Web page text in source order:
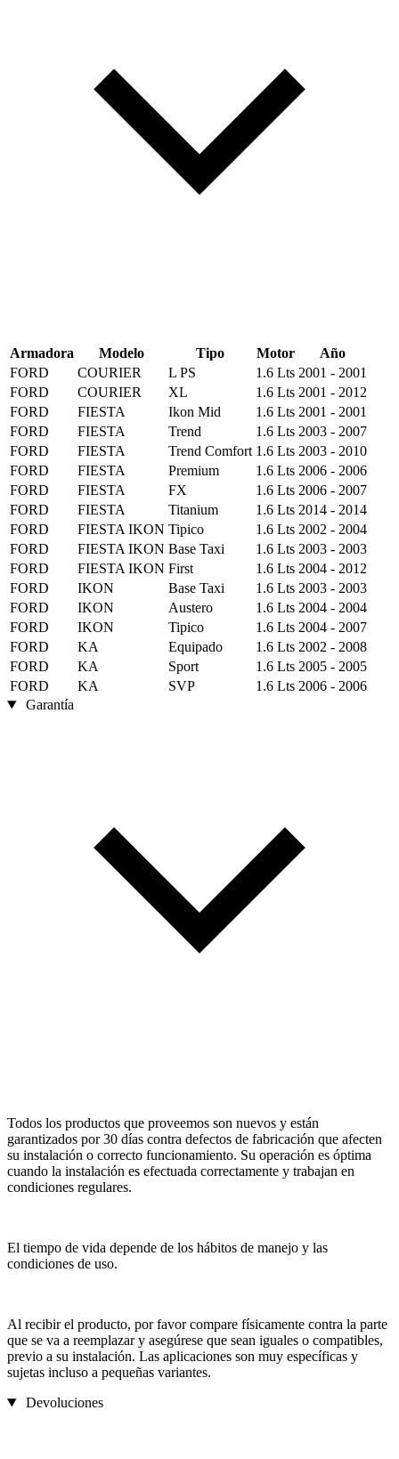
Armadora Modelo Tipo Motor
Año
FORD
COURIER L PS 1.6 Lts 2001 - 2001
FORD
COURIER XL 1.6 Lts 2001 - 2012
FORD
FIESTA Ikon Mid 1.6 Lts 2001 - 2001
FORD
FIESTA Trend 1.6 Lts 2003 - 2007
FORD
FIESTA Trend Comfort 1.6 Lts 2003 - 2010
FORD
FIESTA Premium 1.6 Lts 2006 - 2006
FORD
FIESTA FX 1.6 Lts 2006 - 2007
FORD
FIESTA Titanium 1.6 Lts 2014 - 2014
FORD
FIESTA IKON Tipico 1.6 Lts 2002 - 2004
FORD
FIESTA IKON Base Taxi 1.6 Lts 2003 - 2003
FORD
FIESTA IKON First 1.6 Lts 2004 - 2012
FORD
IKON Base Taxi 1.6 Lts 2003 - 2003
FORD
IKON Austero 1.6 Lts 2004 - 2004
FORD
IKON Tipico 1.6 Lts 2004 - 2007
FORD
KA Equipado 1.6 Lts 2002 - 2008
FORD
KA Sport 1.6 Lts 2005 - 2005
FORD
KA SVP 1.6 Lts 2006 - 2006
Garantía
Todos los productos que proveemos son nuevos y están
garantizados por 30 días contra defectos de fabricación que afecten
su instalación o correcto funcionamiento. Su operación es óptima
cuando la instalación es efectuada correctamente y trabajan en
condiciones regulares.
El tiempo de vida depende de los hábitos de manejo y las
condiciones de uso.
Al recibir el producto, por favor compare físicamente contra la parte
que se va a reemplazar y asegúrese que sean iguales o compatibles,
previo a su instalación. Las aplicaciones son muy específicas y
sujetas incluso a pequeñas variantes.
Devoluciones